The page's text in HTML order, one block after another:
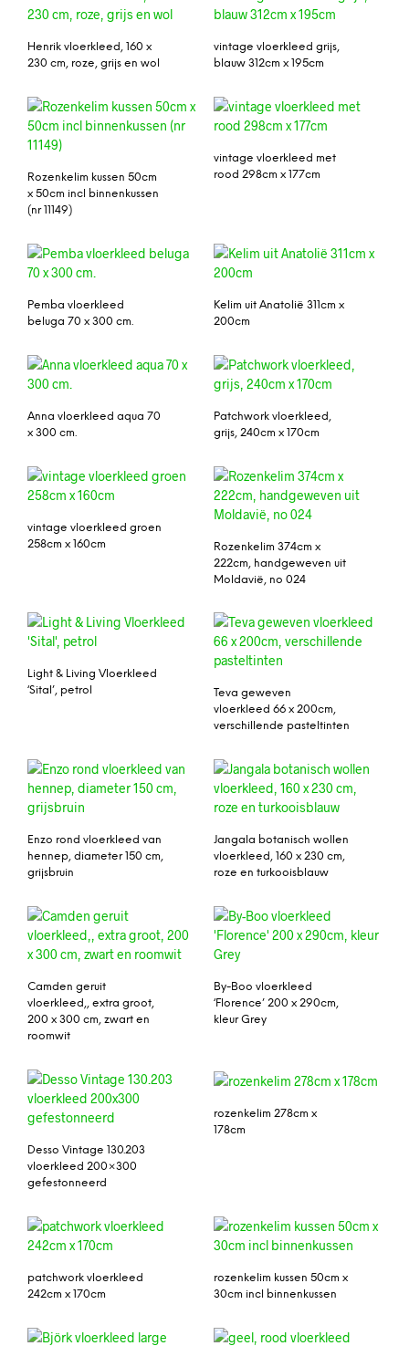
Henrik vloerkleed, 160 x
230 cm, roze, grijs en wol
vintage vloerkleed grijs,
blauw 312cm x 195cm
Rozenkelim kussen 50cm
x 50cm incl binnenkussen
(nr 11149)
vintage vloerkleed met
rood 298cm x 177cm
Pemba vloerkleed
beluga 70 x 300 cm.
Kelim uit Anatolië 311cm x
200cm
Anna vloerkleed aqua 70
x 300 cm.
Patchwork vloerkleed,
grijs, 240cm x 170cm
vintage vloerkleed groen
258cm x 160cm
Rozenkelim 374cm x
222cm, handgeweven uit
Moldavië, no 024
Light & Living Vloerkleed
‘Sital’, petrol
Teva geweven
vloerkleed 66 x 200cm,
verschillende pasteltinten
Enzo rond vloerkleed van
hennep, diameter 150 cm,
grijsbruin
Jangala botanisch wollen
vloerkleed, 160 x 230 cm,
roze en turkooisblauw
Camden geruit
vloerkleed,, extra groot,
200 x 300 cm, zwart en
roomwit
By-Boo vloerkleed
‘Florence’ 200 x 290cm,
kleur Grey
Desso Vintage 130.203
vloerkleed 200×300
gefestonneerd
rozenkelim 278cm x
178cm
patchwork vloerkleed
242cm x 170cm
rozenkelim kussen 50cm x
30cm incl binnenkussen